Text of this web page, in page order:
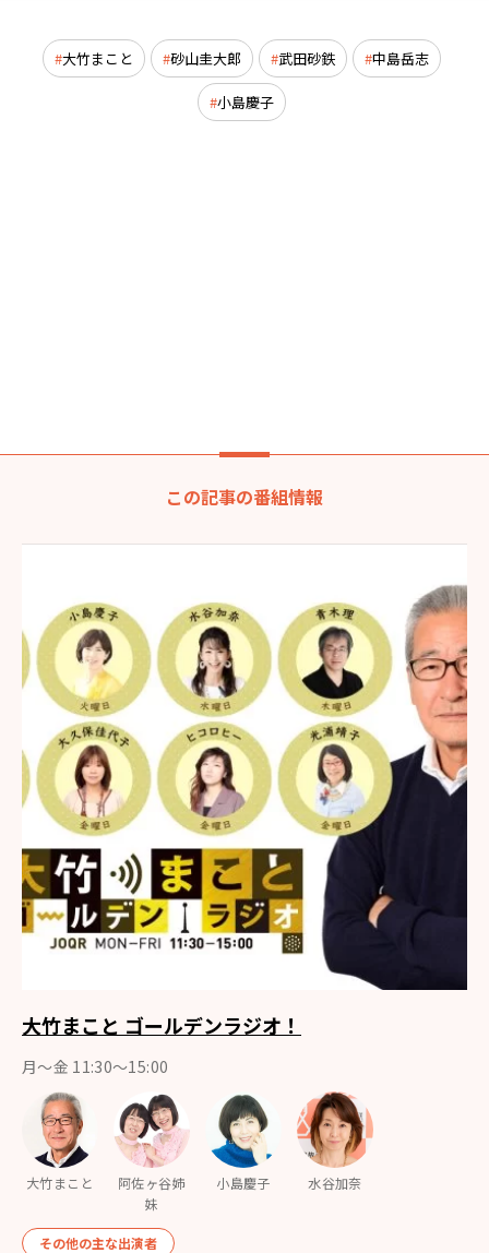
大竹まこと 砂山圭大郎 武田砂鉄 中島岳志
小島慶子
この記事の番組情報
大竹まこと ゴールデンラジオ！
月〜金 11:30～15:00
大竹まこと
阿佐ヶ谷姉
妹
小島慶子 水谷加奈
その他の主な出演者